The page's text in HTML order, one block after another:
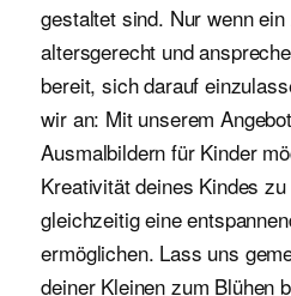
gestaltet sind. Nur wenn
altersgerecht und
bereit, sich darauf
wir an: Mit unserem
Ausmalbildern für Kinder
Kreativität deines Kindes
gleichzeitig eine
ermöglichen. Lass uns
deiner Kleinen zum Blühen